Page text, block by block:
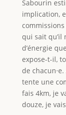
Sabourin
implication,
commissions
qui sait qu’il
d’énergie
expose-t-il,
de
tente une
fais 4km, je
douze, je